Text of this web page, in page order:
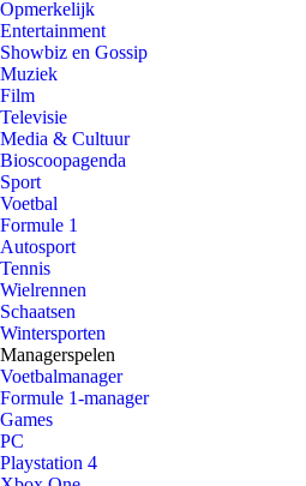
Opmerkelijk
Entertainment
Showbiz en Gossip
Muziek
Film
Televisie
Media & Cultuur
Bioscoopagenda
Sport
Voetbal
Formule 1
Autosport
Tennis
Wielrennen
Schaatsen
Wintersporten
Managerspelen
Voetbalmanager
Formule 1-manager
Games
PC
Playstation 4